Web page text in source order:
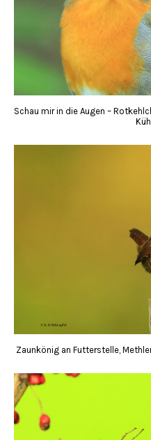
Schau mir in die Augen –
Zaunkönig an Futterstelle,